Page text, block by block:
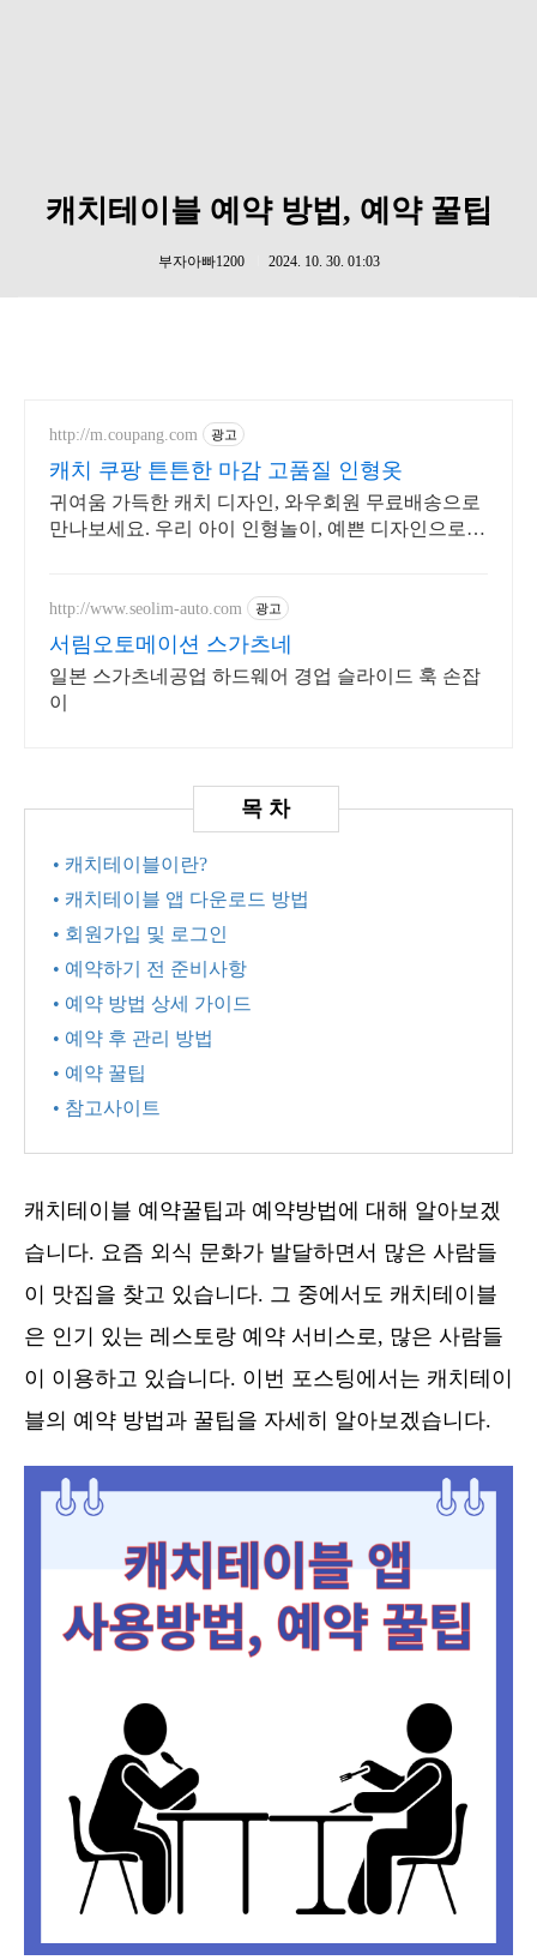
캐치테이블 예약 방법, 예약 꿀팁
부자아빠1200 2024. 10. 30. 01:03
http://m.coupang.com 광고
캐치 쿠팡 튼튼한 마감 고품질 인형옷
귀여움 가득한 캐치 디자인, 와우회원 무료배송으로
만나보세요. 우리 아이 인형놀이, 예쁜 디자인으로
http://www.seolim-auto.com 광고
서림오토메이션 스가츠네
일본 스가츠네공업 하드웨어 경업 슬라이드 훅 손잡
이
• 캐치테이블이란?
• 캐치테이블 앱 다운로드 방법
• 회원가입 및 로그인
• 예약하기 전 준비사항
• 예약 방법 상세 가이드
• 예약 후 관리 방법
• 예약 꿀팁
• 참고사이트
캐치테이블 예약꿀팁과 예약방법에 대해 알아보겠
습니다. 요즘 외식 문화가 발달하면서 많은 사람들
이 맛집을 찾고 있습니다. 그 중에서도 캐치테이블
은 인기 있는 레스토랑 예약 서비스로, 많은 사람들
이 이용하고 있습니다. 이번 포스팅에서는 캐치테이
블의 예약 방법과 꿀팁을 자세히 알아보겠습니다.